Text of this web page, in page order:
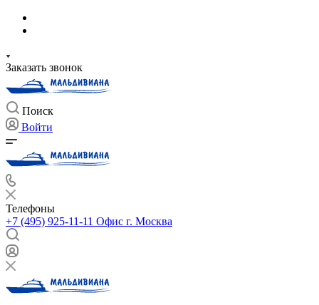
Заказать звонок
Поиск
Войти
Телефоны
+7 (495) 925-11-11 Офис г. Москва